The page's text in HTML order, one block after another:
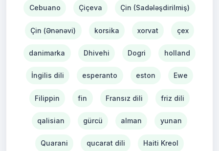
Cebuano Çiçeva Çin (Sadələşdirilmiş)
Çin (Ənənəvi) korsika xorvat çex
danimarka Dhivehi Dogri holland
İngilis dili esperanto eston Ewe
Filippin fin Fransız dili friz dili
qalisian gürcü alman yunan
Quarani qucarat dili Haiti Kreol